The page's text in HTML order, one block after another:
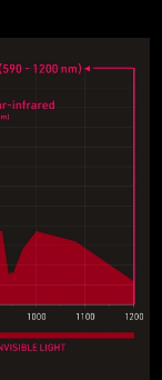
estimée
estimée
estimée 8/12/26
estimée8/10/26